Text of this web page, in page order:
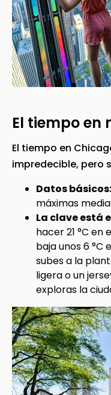
El tiempo en
El tiempo en
impredecible, pero
Datos básicos:
máximas
La clave está
hacer 21 °C
baja unos 6 °C
subes a la
ligera o un
exploras la